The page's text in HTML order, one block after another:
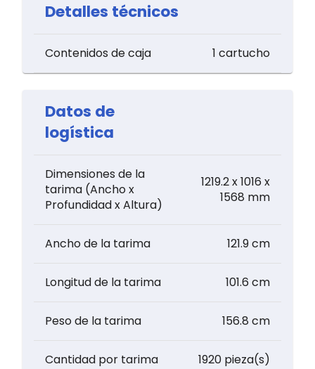
Detalles técnicos
Contenidos de caja 1 cartucho
Datos de
logística
Dimensiones de la
tarima (Ancho x
Profundidad x Altura)
1219.2 x 1016 x
1568 mm
Ancho de la tarima 121.9 cm
Longitud de la tarima 101.6 cm
Peso de la tarima 156.8 cm
Cantidad por tarima 1920 pieza(s)